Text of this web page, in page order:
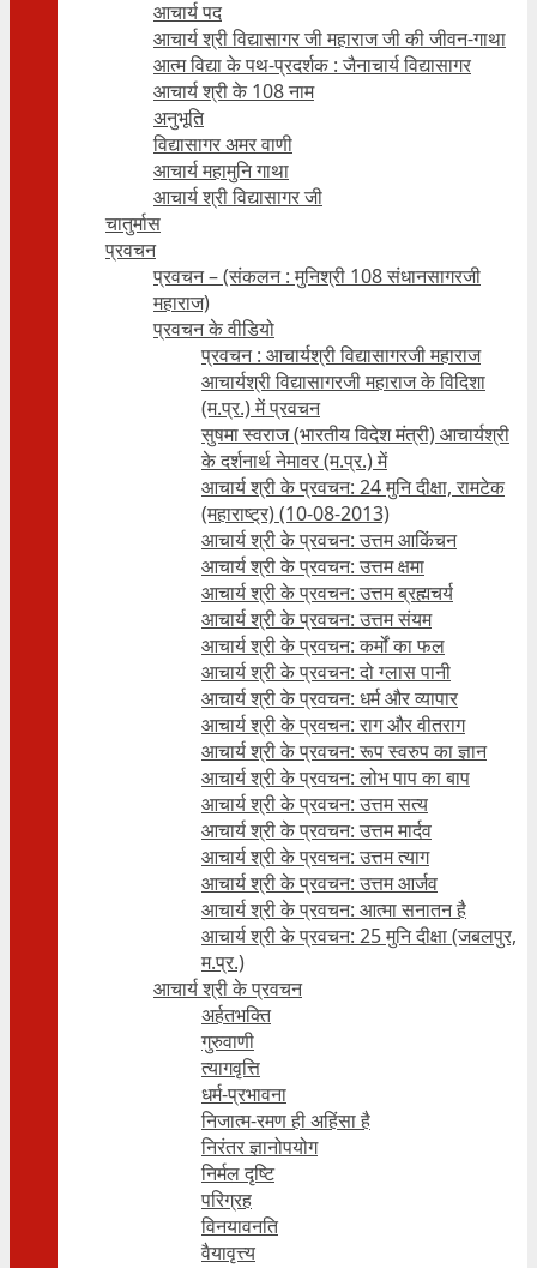
आचार्य पद
आचार्य श्री विद्यासागर जी महाराज जी की जीवन-गाथा
आत्म विद्या के पथ-प्रदर्शक : जैनाचार्य विद्यासागर
आचार्य श्री के 108 नाम
अनुभूति
विद्यासागर अमर वाणी
आचार्य महामुनि गाथा
आचार्य श्री विद्यासागर जी
चातुर्मास
प्रवचन
प्रवचन – (संकलन : मुनिश्री 108 संधानसागरजी
महाराज)
प्रवचन के वीडियो
प्रवचन : आचार्यश्री ‍विद्यासागरजी महाराज
आचार्यश्री विद्यासागरजी महाराज के विदिशा
(म.प्र.) में प्रवचन
सुषमा स्वराज (भारतीय विदेश मंत्री) आचार्यश्री
के दर्शनार्थ नेमावर (म.प्र.) में
आचार्य श्री के प्रवचन: 24 मुनि दीक्षा, रामटेक
(महाराष्ट्र) (10-08-2013)
आचार्य श्री के प्रवचन: उत्तम आकिंचन
आचार्य श्री के प्रवचन: उत्तम क्षमा
आचार्य श्री के प्रवचन: उत्तम ब्रह्मचर्य
आचार्य श्री के प्रवचन: उत्तम संयम
आचार्य श्री के प्रवचन: कर्मों का फल
आचार्य श्री के प्रवचन: दो ग्लास पानी
आचार्य श्री के प्रवचन: धर्म और व्यापार
आचार्य श्री के प्रवचन: राग और वीतराग
आचार्य श्री के प्रवचन: रूप स्वरुप का ज्ञान
आचार्य श्री के प्रवचन: लोभ पाप का बाप
आचार्य श्री के प्रवचन: उत्तम सत्य
आचार्य श्री के प्रवचन: उत्तम मार्दव
आचार्य श्री के प्रवचन: उत्तम त्याग
आचार्य श्री के प्रवचन: उत्तम आर्जव
आचार्य श्री के प्रवचन: आत्मा सनातन है
आचार्य श्री के प्रवचन: 25 मुनि दीक्षा (जबलपुर,
म.प्र.)
आचार्य श्री के प्रवचन
अर्हतभक्ति
गुरुवाणी
त्यागवृत्ति
धर्म-प्रभावना
निजात्म-रमण ही अहिंसा है
निरंतर ज्ञानोपयोग
निर्मल दृष्टि
परिग्रह
विनयावनति
वैयावृत्त्य